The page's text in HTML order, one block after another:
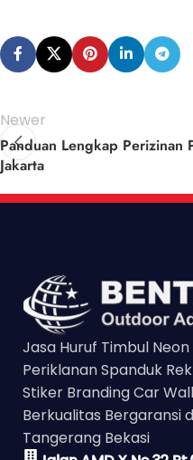
Newer
Panduan Lengkap Perizinan
Jakarta
Jasa Huruf Timbul
Periklanan Spanduk
Stiker Branding Car
Berkualitas Bergaransi
Tangerang Bekasi